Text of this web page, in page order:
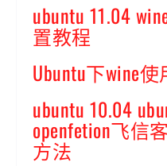
ubuntu 11.04
置教程
Ubuntu下wine
ubuntu 10.04
openfetion飞信
方法